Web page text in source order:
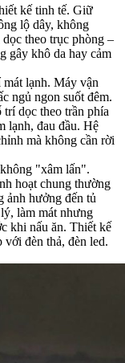
kế tinh tế. Giữ
lộ dây, không
theo trục phòng –
gây khô da hay cảm
lạnh. Máy vận
ngủ ngon suốt đêm.
dọc theo trần phía
lạnh, đau đầu. Hệ
mà không cần rời
"xâm lấn".
hoạt chung thường
ảnh hưởng đến tủ
làm mát nhưng
khi nấu ăn. Thiết kế
với đèn thả, đèn led.